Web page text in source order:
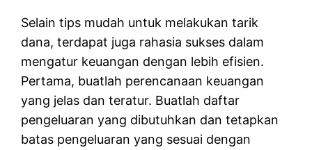
Selain tips mudah untuk melakukan tarik
dana, terdapat juga rahasia sukses dalam
mengatur keuangan dengan lebih efisien.
Pertama, buatlah perencanaan keuangan
yang jelas dan teratur. Buatlah daftar
pengeluaran yang dibutuhkan dan tetapkan
batas pengeluaran yang sesuai dengan